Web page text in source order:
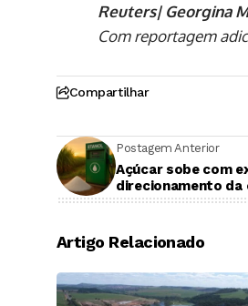
Reuters| Georgina
Com reportagem
Compartilhar
Postagem Anterior
Açúcar sobe com
direcionamento da
Artigo Relacionado